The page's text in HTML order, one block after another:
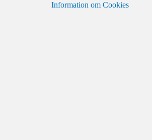
Information om Cookies